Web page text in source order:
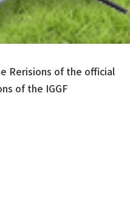
Rerisions of the official
of the IGGF